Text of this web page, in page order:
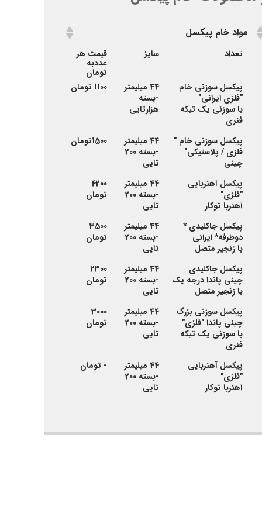
مواد خام پیکسل
مواد خام پیکسل
تعداد سایز قیمت هر
عددبه
تومان
پیکسل سوزنی خام
"فلزی ایرانی"
با سوزنی یک تیکه
فنری
44 میلیمتر
-بسته
هزارتایی
1100 تومان
پیکسل سوزنی خام "
فلزی / پلاستیکی"
چینی
44 میلیمتر
-بسته 200
تایی
1500تومان
پیکسل آهنربایی
"فلزی"
آهنربا توکار
44 میلیمتر
-بسته 200
تایی
4200
تومان
پیکسل جاکلیدی *
دوطرفه* ایرانی
با زنجیر متصل
44 میلیمتر
-بسته 200
تایی
3500
تومان
پیکسل جاکلیدی
چینی پاندا درجه یک
با زنجیر متصل
44 میلیمتر
-بسته 200
تایی
2300
تومان
پیکسل سوزنی بزرگ
چینی پاندا "فلزی"
با سوزنی یک تیکه
فنری
44 میلیمتر
-بسته 200
تایی
3000
تومان
پیکسل آهنربایی
"فلزی"
آهنربا توکار
44 میلیمتر
-بسته 200
تایی
- تومان